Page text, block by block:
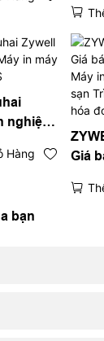
inch
nghiệp
Hàng
Giá
in
bạn